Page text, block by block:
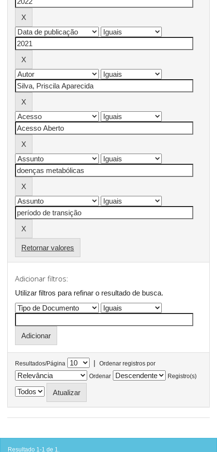
Retornar valores
Adicionar filtros:
Utilizar filtros para refinar o resultado de busca.
Resultados/Página |
Ordenar registros por
Ordenar
Registro(s)
Resultado 1-1 de 1.